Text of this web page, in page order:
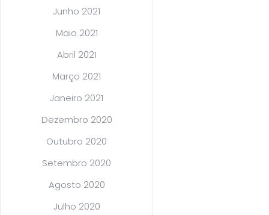
Junho 2021
Maio 2021
Abril 2021
Março 2021
Janeiro 2021
Dezembro 2020
Outubro 2020
Setembro 2020
Agosto 2020
Julho 2020